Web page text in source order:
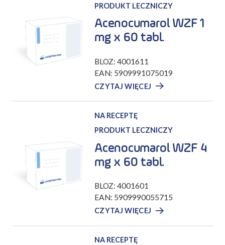
Acenocumarol WZF 1
mg x 60 tabl.
PRODUKT LECZNICZY
BLOZ: 4001611
EAN: 5909991075019
CZYTAJ WIĘCEJ
Acenocumarol WZF 4
mg x 60 tabl.
NA RECEPTĘ
PRODUKT LECZNICZY
BLOZ: 4001601
EAN: 5909990055715
CZYTAJ WIĘCEJ
NA RECEPTĘ